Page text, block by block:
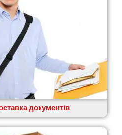
документів